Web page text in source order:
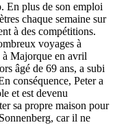
En plus de son emploi
chaque semaine sur
à des compétitions.
voyages à
Majorque en avril
âgé de 69 ans, a subi
conséquence, Peter a
et est devenu
sa propre maison pour
car il ne